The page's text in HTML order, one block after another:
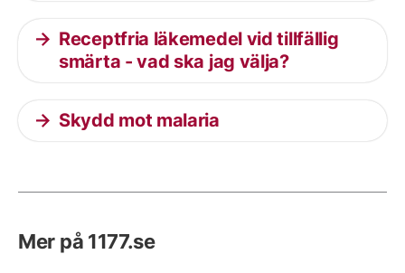
Receptfria läkemedel vid tillfällig
smärta - vad ska jag välja?
Skydd mot malaria
Mer på 1177.se